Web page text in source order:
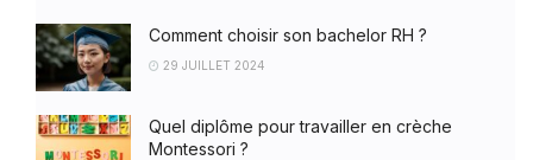
Comment choisir son bachelor RH ?
29 JUILLET 2024
Quel diplôme pour travailler en crèche
Montessori ?